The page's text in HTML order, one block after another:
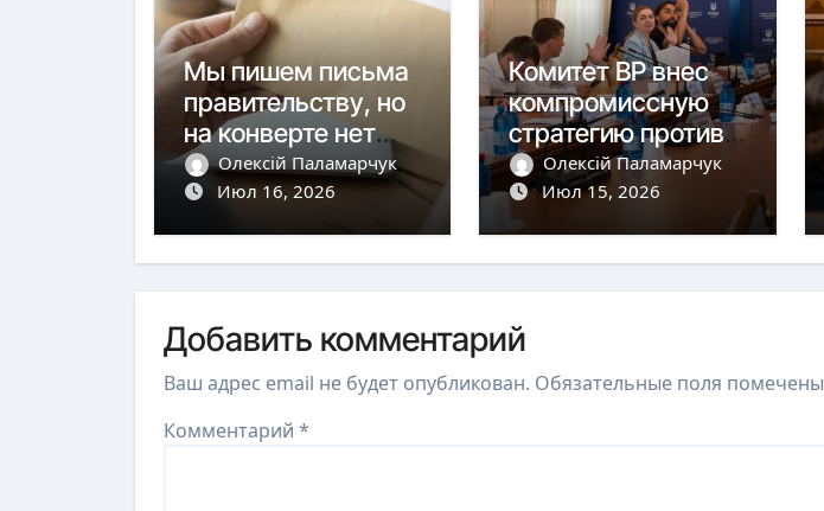
Мы пишем письма
правительству, но
на конверте нет
адреса.
Олексій Паламарчук
Июл 16, 2026
Комитет ВР внес
компромиссную
стратегию против
коррупции за 400
млн евро
Олексій Паламарчук
Июл 15, 2026
Добавить комментарий
Ваш адрес email не будет опубликован. Обязательные поля помечены
Комментарий *